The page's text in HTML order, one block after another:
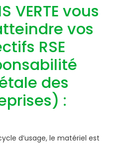
VERTE vous
vos
RSE
des
:
d’usage, le matériel est